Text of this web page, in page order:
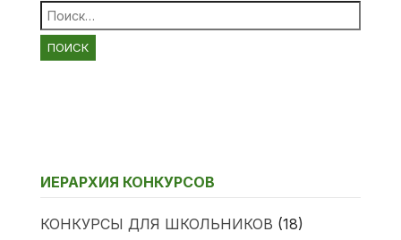
Найти:
ИЕРАРХИЯ КОНКУРСОВ
КОНКУРСЫ ДЛЯ ШКОЛЬНИКОВ (18)